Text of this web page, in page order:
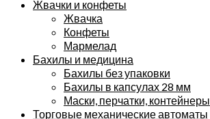
Жвачки и конфеты
Жвачка
Конфеты
Мармелад
Бахилы и медицина
Бахилы без упаковки
Бахилы в капсулах 28 мм
Маски, перчатки, контейнеры
Торговые механические автоматы